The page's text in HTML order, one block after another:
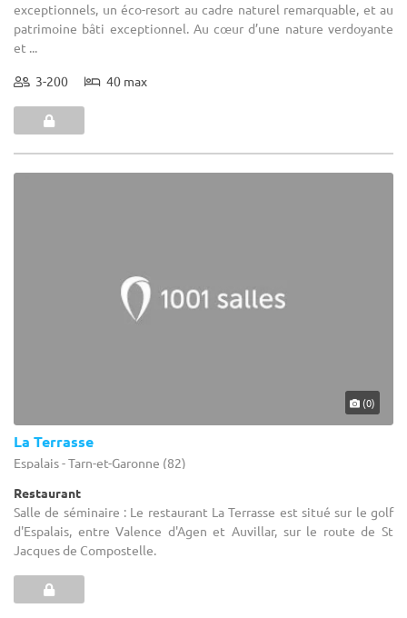
exceptionnels, un éco-resort au cadre naturel remarquable, et au
patrimoine bâti exceptionnel. Au cœur d’une nature verdoyante
et ...
3-200 40 max
(0)
La Terrasse
Espalais - Tarn-et-Garonne (82)
Restaurant
Salle de séminaire : Le restaurant La Terrasse est situé sur le golf
d'Espalais, entre Valence d'Agen et Auvillar, sur le route de St
Jacques de Compostelle.